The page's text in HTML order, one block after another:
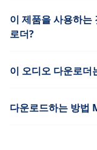
이 제품을 사용하는
로더?
이 오디오 다운로더
다운로드하는 방법